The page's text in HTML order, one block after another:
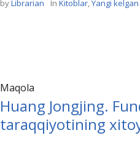
byLibrarian In Kitoblar, Yangi
Maqola
Huang Jongjing.
taraqqiyotining